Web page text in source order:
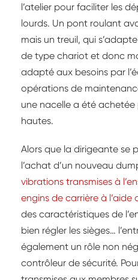
l’atelier pour faciliter les
lourds. Un pont roulant
mais un treuil, qui
de type chariot et donc
adapté aux besoins par
opérations de
une nacelle a été
hautes.
Alors que la dirigeante se
l’achat d’un nouveau
vibrations transmises à
engins de carrière à l’aide
des caractéristiques de
bien régler les sièges…
également un rôle non
contrôleur de sécurité.